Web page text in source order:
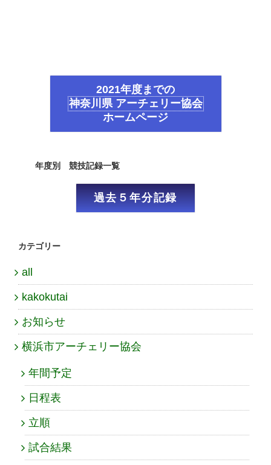
2021年度までの
神奈川県 アーチェリー協会
ホームページ
年度別 競技記録一覧
過去５年分記録
カテゴリー
all
kakokutai
お知らせ
横浜市アーチェリー協会
年間予定
日程表
立順
試合結果